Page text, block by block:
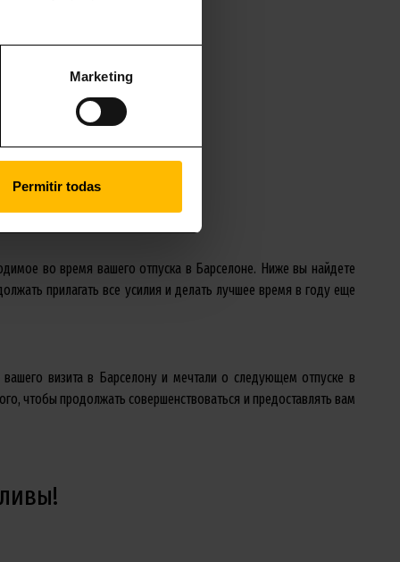
Marketing
Permitir todas
во время вашего отпуска в Барселоне. Ниже вы найдете
прилагать все усилия и делать лучшее время в году еще
визита в Барселону и мечтали о следующем отпуске в
чтобы продолжать совершенствоваться и предоставлять вам